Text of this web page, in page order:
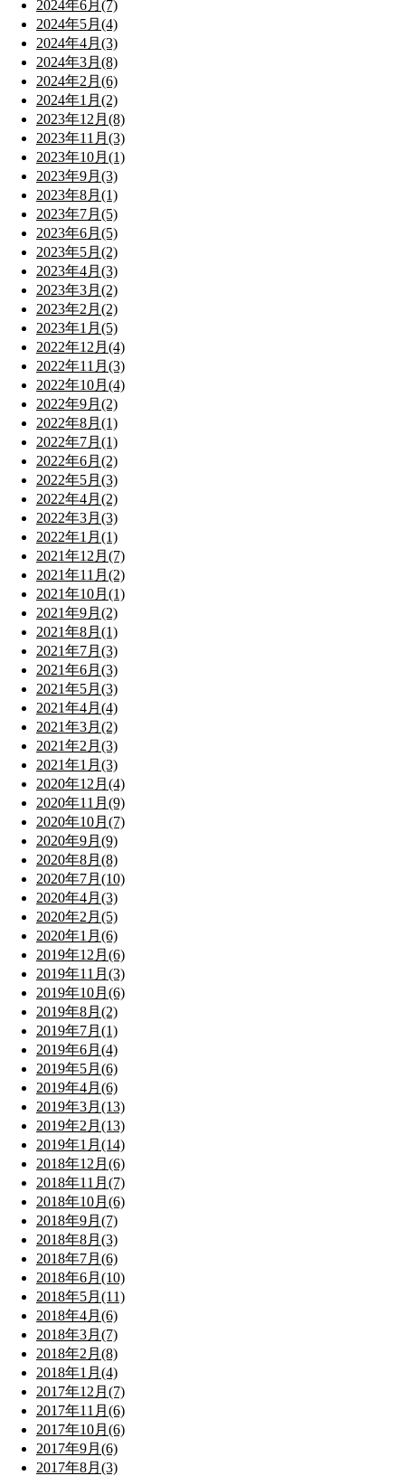
2024年6月(7)
2024年5月(4)
2024年4月(3)
2024年3月(8)
2024年2月(6)
2024年1月(2)
2023年12月(8)
2023年11月(3)
2023年10月(1)
2023年9月(3)
2023年8月(1)
2023年7月(5)
2023年6月(5)
2023年5月(2)
2023年4月(3)
2023年3月(2)
2023年2月(2)
2023年1月(5)
2022年12月(4)
2022年11月(3)
2022年10月(4)
2022年9月(2)
2022年8月(1)
2022年7月(1)
2022年6月(2)
2022年5月(3)
2022年4月(2)
2022年3月(3)
2022年1月(1)
2021年12月(7)
2021年11月(2)
2021年10月(1)
2021年9月(2)
2021年8月(1)
2021年7月(3)
2021年6月(3)
2021年5月(3)
2021年4月(4)
2021年3月(2)
2021年2月(3)
2021年1月(3)
2020年12月(4)
2020年11月(9)
2020年10月(7)
2020年9月(9)
2020年8月(8)
2020年7月(10)
2020年4月(3)
2020年2月(5)
2020年1月(6)
2019年12月(6)
2019年11月(3)
2019年10月(6)
2019年8月(2)
2019年7月(1)
2019年6月(4)
2019年5月(6)
2019年4月(6)
2019年3月(13)
2019年2月(13)
2019年1月(14)
2018年12月(6)
2018年11月(7)
2018年10月(6)
2018年9月(7)
2018年8月(3)
2018年7月(6)
2018年6月(10)
2018年5月(11)
2018年4月(6)
2018年3月(7)
2018年2月(8)
2018年1月(4)
2017年12月(7)
2017年11月(6)
2017年10月(6)
2017年9月(6)
2017年8月(3)